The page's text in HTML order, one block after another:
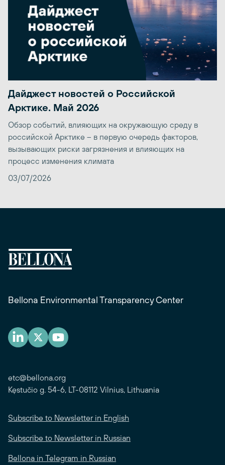
Дайджест новостей о Российской
Арктике. Май 2026
Обзор событий, влияющих на окружающую среду в
российской Арктике – в первую очередь факторов,
вызывающих риски загрязнения и влияющих на
процесс изменения климата
03/07/2026
Bellona Environmental Transparency Center
etc@bellona.org
Kęstučio g. 54-6, LT-08112 Vilnius, Lithuania
Subscribe to Newsletter in English
Subscribe to Newsletter in Russian
Bellona in Telegram in Russian